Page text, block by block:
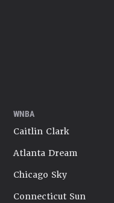
WNBA
Caitlin Clark
Atlanta Dream
Chicago Sky
Connecticut Sun